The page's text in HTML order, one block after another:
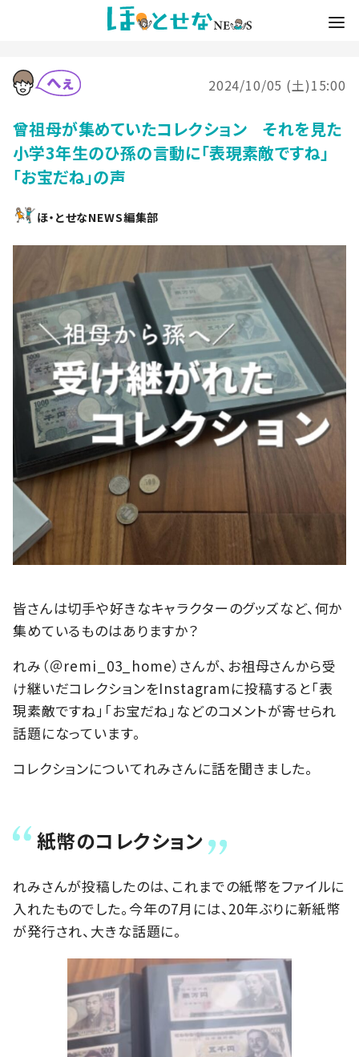
2024/10/05 (土)15:00
曾祖母が集めていたコレクション それを見た
小学3年生のひ孫の言動に「表現素敵ですね」
「お宝だね」の声
ほ・とせなNEWS編集部
皆さんは切手や好きなキャラクターのグッズなど、何か
集めているものはありますか？
れみ（＠remi_03_home）さんが、お祖母さんから受
け継いだコレクションをInstagramに投稿すると「表
現素敵ですね」「お宝だね」などのコメントが寄せられ
話題になっています。
コレクションについてれみさんに話を聞きました。
紙幣のコレクション
れみさんが投稿したのは、これまでの紙幣をファイルに
入れたものでした。今年の7月には、20年ぶりに新紙幣
が発行され、大きな話題に。